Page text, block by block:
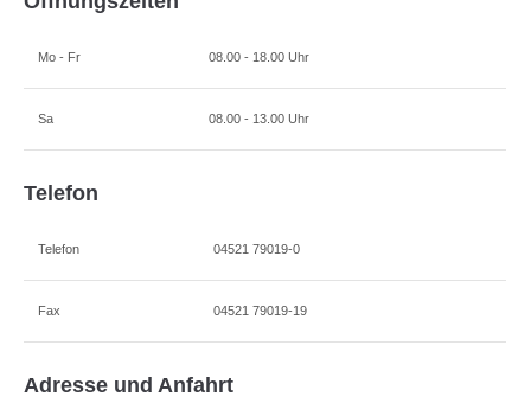
Mo - Fr 08.00 - 18.00 Uhr
Sa 08.00 - 13.00 Uhr
Telefon
Telefon 04521 79019-0
Fax 04521 79019-19
Adresse und Anfahrt